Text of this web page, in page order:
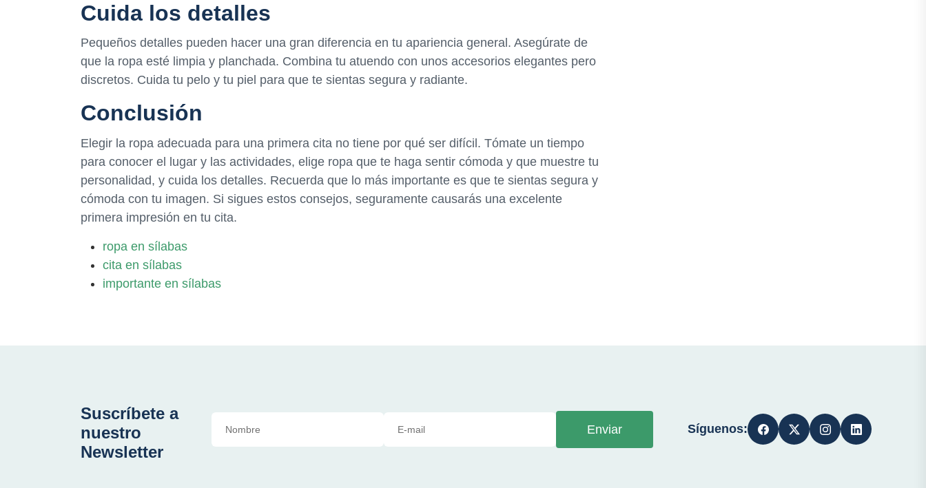
Cuida los detalles
Pequeños detalles pueden hacer una gran diferencia en tu apariencia general. Asegúrate de
que la ropa esté limpia y planchada. Combina tu atuendo con unos accesorios elegantes pero
discretos. Cuida tu pelo y tu piel para que te sientas segura y radiante.
Conclusión
Elegir la ropa adecuada para una primera cita no tiene por qué ser difícil. Tómate un tiempo
para conocer el lugar y las actividades, elige ropa que te haga sentir cómoda y que muestre tu
personalidad, y cuida los detalles. Recuerda que lo más importante es que te sientas segura y
cómoda con tu imagen. Si sigues estos consejos, seguramente causarás una excelente
primera impresión en tu cita.
ropa en sílabas
cita en sílabas
importante en sílabas
Suscríbete a
nuestro
Newsletter
Enviar Síguenos: